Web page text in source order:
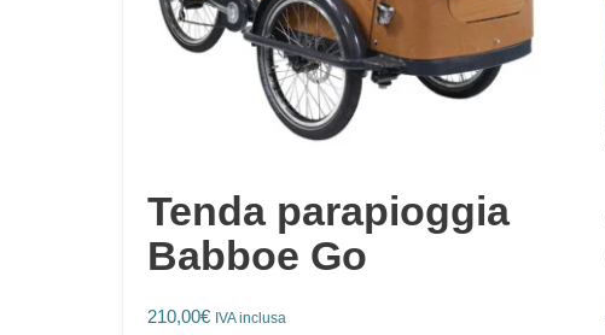
Tenda parapioggia
Babboe Go
210,00€ IVA inclusa